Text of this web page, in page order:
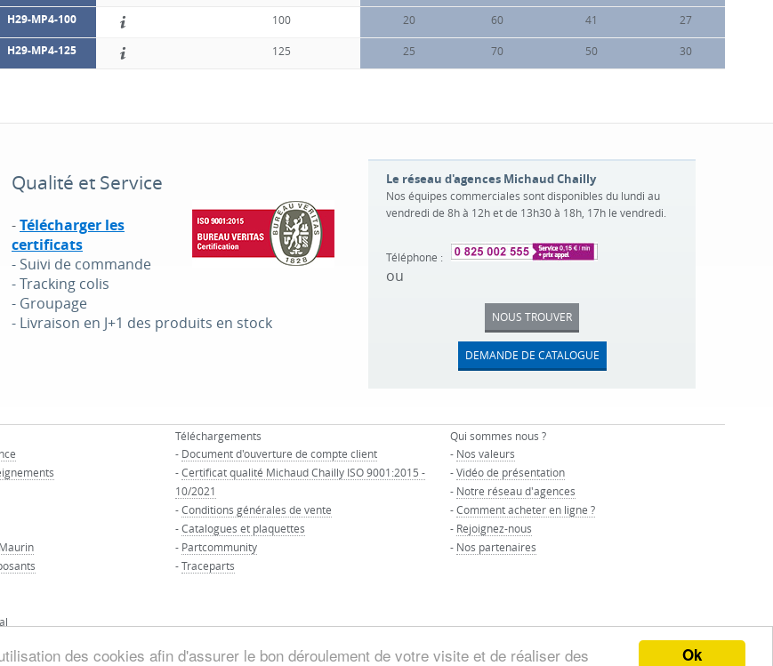
Ok
des cookies afin d'assurer le bon déroulement de votre visite et de réaliser des
H29-MP4-100 100 20 60 41 27
H29-MP4-125 125 25 70 50 30
Qualité et Service
-Télécharger les
certificats
- Suivi de commande
- Tracking colis
- Groupage
- Livraison en J+1 des produits en stock
Le réseau d'agences Michaud Chailly
Nos équipes commerciales sont disponibles du lundi au
vendredi de 8h à 12h et de 13h30 à 18h, 17h le vendredi.
Téléphone :
ou
NOUS TROUVER
DEMANDE DE CATALOGUE
Téléchargements
- Document d'ouverture de compte client
-Certificat qualité Michaud Chailly ISO 9001:2015 -
10/2021
-Conditions générales de vente
-Catalogues et plaquettes
- Partcommunity
-Traceparts
Qui sommes nous ?
- Nos valeurs
-Vidéo de présentation
- Notre réseau d'agences
-Comment acheter en ligne ?
- Rejoignez-nous
- Nos partenaires
© GROUPE MAURIN - Tous droits réservés